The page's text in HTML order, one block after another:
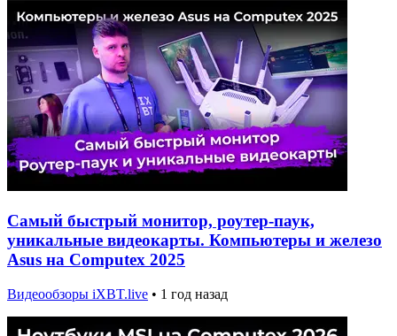
Самый быстрый монитор, роутер-паук,
уникальные видеокарты. Компьютеры и железо
Asus на Computex 2025
Видеообзоры iXBT.live • 1 год назад